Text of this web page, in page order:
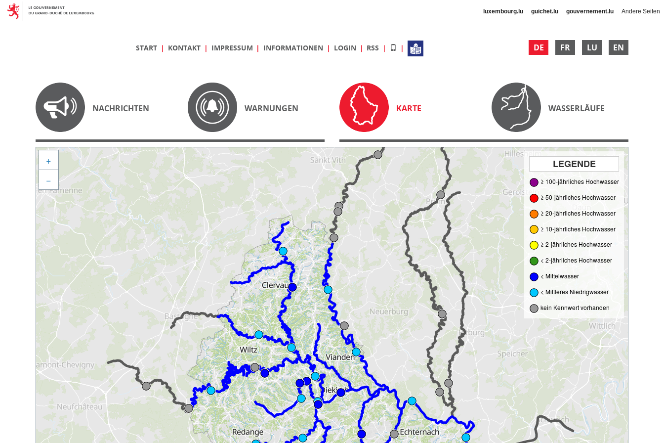
luxembourg.lu guichet.lu gouvernement.lu Andere Seiten
DE FR LU EN
START KONTAKT IMPRESSUM INFORMATIONEN LOGIN RSS
NACHRICHTEN WARNUNGEN KARTE WASSERLÄUFE
LEGENDE
≥ 100-jährliches Hochwasser
≥ 50-jährliches Hochwasser
≥ 20-jährliches Hochwasser
≥ 10-jährliches Hochwasser
≥ 2-jährliches Hochwasser
< 2-jährliches Hochwasser
< Mittelwasser
< Mittleres Niedrigwasser
kein Kennwert vorhanden
+
−